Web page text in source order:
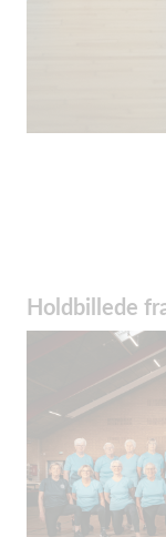
Holdbillede